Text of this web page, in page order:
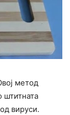
метод
штитната
вируси.